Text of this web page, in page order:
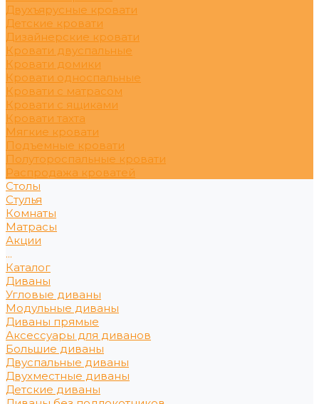
Двухъярусные кровати
Детские кровати
Дизайнерские кровати
Кровати двуспальные
Кровати домики
Кровати односпальные
Кровати с матрасом
Кровати с ящиками
Кровати тахта
Мягкие кровати
Подъемные кровати
Полутороспальные кровати
Распродажа кроватей
Столы
Стулья
Комнаты
Матрасы
Акции
...
Каталог
Диваны
Угловые диваны
Модульные диваны
Диваны прямые
Аксессуары для диванов
Большие диваны
Двуспальные диваны
Двухместные диваны
Детские диваны